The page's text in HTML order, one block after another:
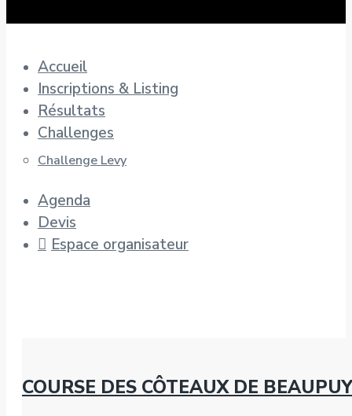
Accueil
Inscriptions & Listing
Résultats
Challenges
Challenge Levy
Agenda
Devis
Espace organisateur
COURSE DES CÔTEAUX DE BEAUPUY